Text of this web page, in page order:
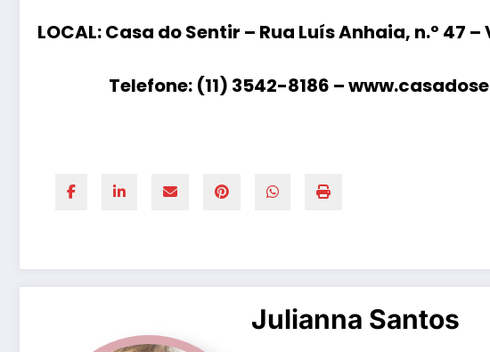
LOCAL:Casa do Sentir – Rua Luís Anhaia, n.º 47
Telefone: (11) 3542-8186 –
Julianna Santos